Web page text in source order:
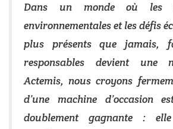
Dans un monde où les
environnementales et les défis
plus présents que jamais,
responsables devient une
Actemis, nous croyons
d’une machine d’occasion
doublement gagnante :